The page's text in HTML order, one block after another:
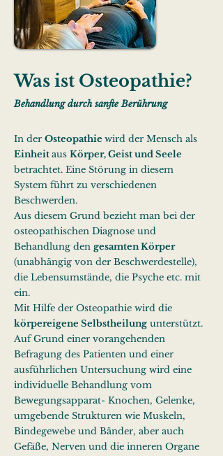
Was ist Osteopathie?
Behandlung durch sanfte Berührung
In der Osteopathie wird der Mensch als
Einheitaus Körper, Geist und Seele
betrachtet. Eine Störung in diesem
System führt zu verschiedenen
Beschwerden.
Aus diesem Grund bezieht man bei der
osteopathischen Diagnose und
Behandlung den gesamten Körper
(unabhängig von der Beschwerdestelle),
die Lebensumstände, die Psyche etc. mit
ein.
Mit Hilfe der Osteopathie wird die
körpereigene Selbstheilungunterstützt.
Auf Grund einer vorangehenden
Befragung des Patienten und einer
ausführlichen Untersuchung wird eine
individuelle Behandlung vom
Bewegungsapparat- Knochen, Gelenke,
umgebende Strukturen wie Muskeln,
Bindegewebe und Bänder, aber auch
Gefäße, Nerven und die inneren Organe